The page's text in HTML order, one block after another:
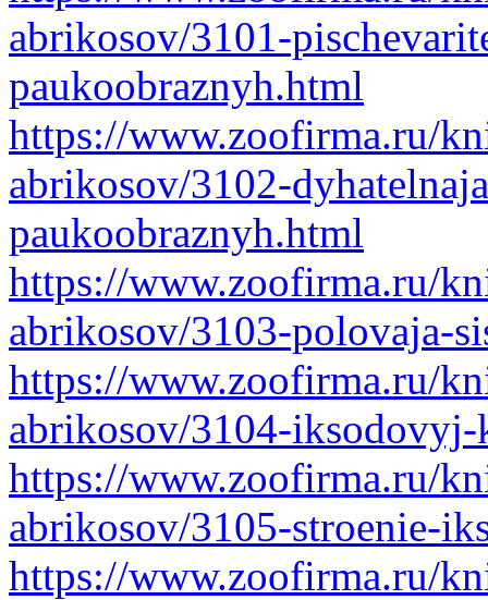
abrikosov/3101-
paukoobraznyh.html
https://www.zoofirma.ru/
abrikosov/3102-
paukoobraznyh.html
https://www.zoofirma.ru/
abrikosov/3103-polovaja-
https://www.zoofirma.ru/
abrikosov/3104-
https://www.zoofirma.ru/
abrikosov/3105-stroenie-
https://www.zoofirma.ru/